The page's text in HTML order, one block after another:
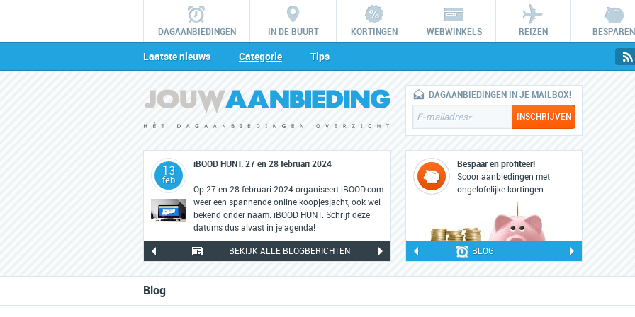
DAGAANBIEDINGEN IN DE BUURT KORTINGEN WEBWINKELS REIZEN BESPAREN
Laatste nieuws Categorie Tips
13
feb
iBOOD HUNT: 27 en 28 februari 2024
Op 27 en 28 februari 2024 organiseert iBOOD.com
weer een spannende online koopjesjacht, ook wel
bekend onder naam: iBOOD HUNT. Schrijf deze
datums dus alvast in je agenda!
22
feb
iBOOD HUNT: 22 en 23 februari 2023
Op woensdag 22 en donderdag 23 februari 2023
staat iBOOD weer in teken van de grootste online
koopjesjacht: iBOOD HUNT.
BEKIJK ALLE BLOGBERICHTEN
DAGAANBIEDINGEN IN JE MAILBOX!
Bespaar en profiteer!
Scoor aanbiedingen met
ongelofelijke kortingen.
BLOG
Blog